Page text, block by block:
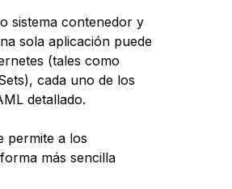
sistema contenedor y
sola aplicación puede
(tales como
cada uno de los
detallado.
permite a los
más sencilla